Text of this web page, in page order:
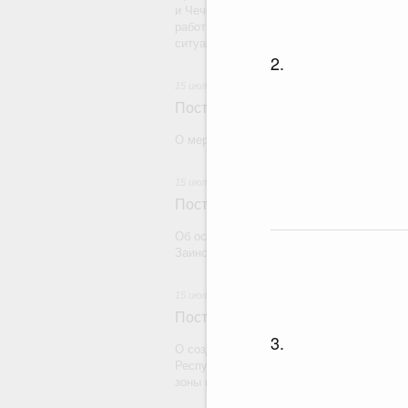
2.
3.
и Чеченской Республики на финансовое
работ на гидротехнических
ситуации федерального характера на
Постановление Правительства
О мерах по реализации некоторых
Постановление Правительства
Постановление Правительства
О создании на территориях
Республики Хакасия и Бейский